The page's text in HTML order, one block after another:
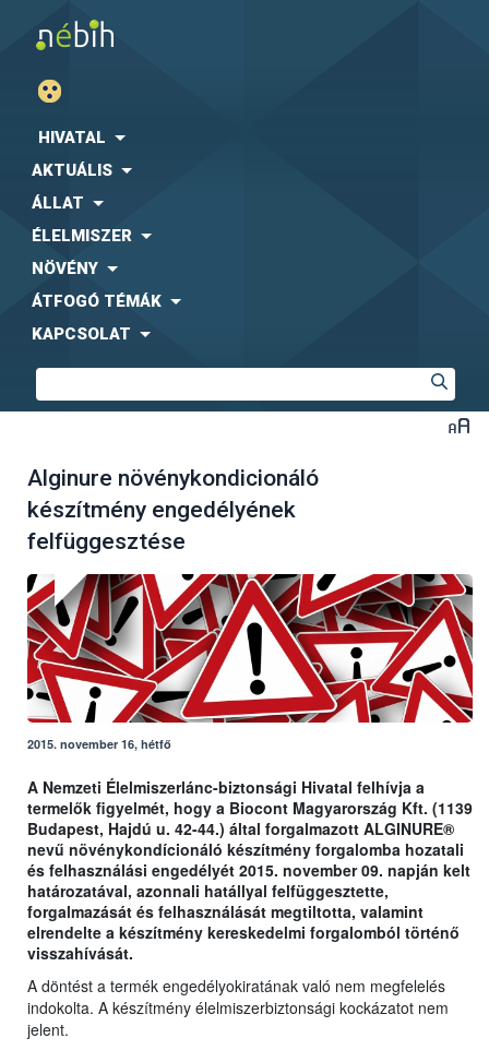
HIVATAL
AKTUÁLIS
ÁLLAT
ÉLELMISZER
NÖVÉNY
ÁTFOGÓ TÉMÁK
KAPCSOLAT
Alginure növénykondicionáló
készítmény engedélyének
felfüggesztése
2015. november 16, hétfő
A Nemzeti Élelmiszerlánc-biztonsági Hivatal felhívja a
termelők figyelmét, hogy a Biocont Magyarország Kft. (1139
Budapest, Hajdú u. 42-44.) által forgalmazott ALGINURE®
nevű növénykondícionáló készítmény forgalomba hozatali
és felhasználási engedélyét 2015. november 09. napján kelt
határozatával, azonnali hatállyal felfüggesztette,
forgalmazását és felhasználását megtiltotta, valamint
elrendelte a készítmény kereskedelmi forgalomból történő
visszahívását.
A döntést a termék engedélyokiratának való nem megfelelés
indokolta. A készítmény élelmiszerbiztonsági kockázatot nem
jelent.